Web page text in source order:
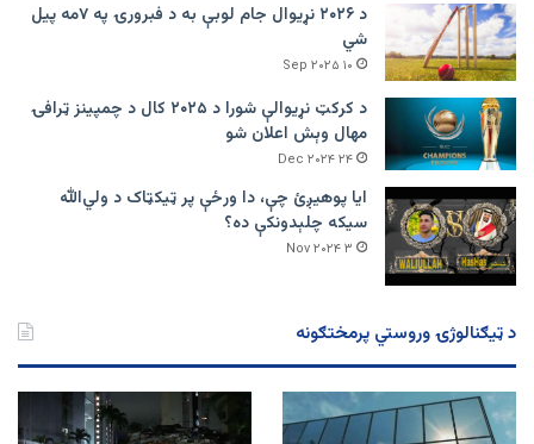
د ۲۰۲۶ نړیوال جام لوبې به د فبرورۍ په ۷مه پیل
شي
۱۰ Sep ۲۰۲۵
د کرکټ نړیوالې شورا د ۲۰۲۵ کال د چمپینز ټرافۍ
مهال وېش اعلان شو
۲۴ Dec ۲۰۲۴
ایا پوهیږئ چې، دا ورځې پر ټيکټاک د ولي‌الله
سیکه چلېدونکې ده؟
۳ Nov ۲۰۲۴
د ټیګنالوژۍ وروستي پرمختګونه